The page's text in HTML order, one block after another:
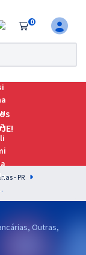
0
- PR
Administrativo I
Outras,